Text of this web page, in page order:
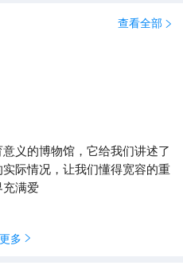
查看全部 
义的博物馆，它给我们讲述了
际情况，让我们懂得宽容的重
充满爱
多 